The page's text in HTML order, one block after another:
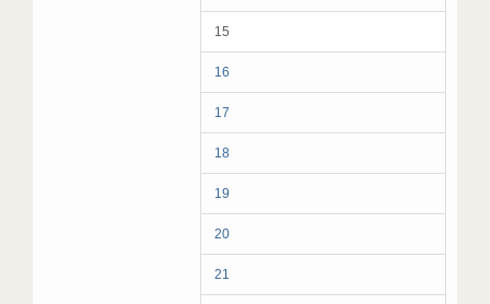
15
16
17
18
19
20
21